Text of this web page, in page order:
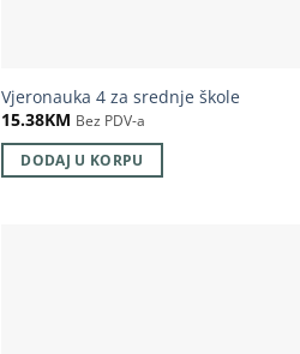
Vjeronauka 4 za srednje škole
15.38KM Bez PDV-a
DODAJ U KORPU